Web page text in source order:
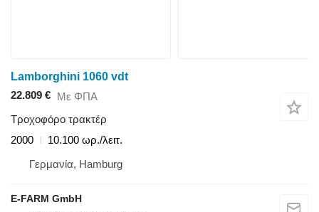
Lamborghini 1060 vdt
22.809 € Με ΦΠΑ
Τροχοφόρο τρακτέρ
2000
10.100 ωρ./λειτ.
Γερμανία, Hamburg
E-FARM GmbH